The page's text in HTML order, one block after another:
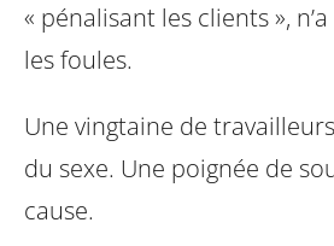
« pénalisant les clients »,
les foules.
Une vingtaine de
du sexe. Une poignée de
cause.